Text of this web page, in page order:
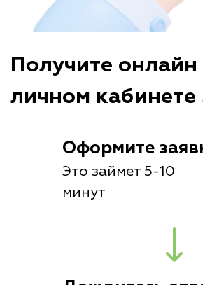
Получите онлайн
личном кабинете
Оформите
Это займет 5-10
минут